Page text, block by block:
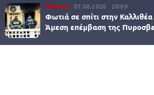
Ρέθυμνο 07.08.2026 20:09
Φωτιά σε σπίτι στην
Άμεση επέμβαση της